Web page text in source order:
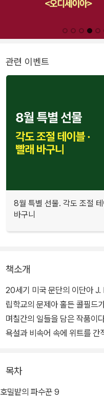
관련 이벤트
8월 특별 선물. 각도 조절 테
바구니
책소개
20세기 미국 문단의 이단아 J.
립학교의 문제아 홀든 콜필드
며칠간의 일들을 담은 작품이
욕설과 비속어 속에 위트를 간
전통적인 성장 서사가 자아의
밭의 파수꾼』은 인간 존재를
목차
호밀밭의 파수꾼 9